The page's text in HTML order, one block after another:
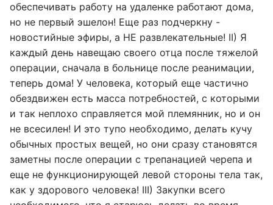
обеспечивать работу на удаленке работают дома,
но не первый эшелон! Еще раз подчеркну -
новостийные эфиры, а НЕ развлекательные! II) Я
каждый день навещаю своего отца после тяжелой
операции, сначала в больнице после реанимации,
теперь дома! У человека, который еще частично
обездвижен есть масса потребностей, с которыми
и так неплохо справляется мой племянник, но и он
не всесилен! И это тупо необходимо, делать кучу
обычных простых вещей, но они сразу становятся
заметны после операции с трепанацией черепа и
еще не функционирующей левой стороны тела так,
как у здорового человека! III) Закупки всего